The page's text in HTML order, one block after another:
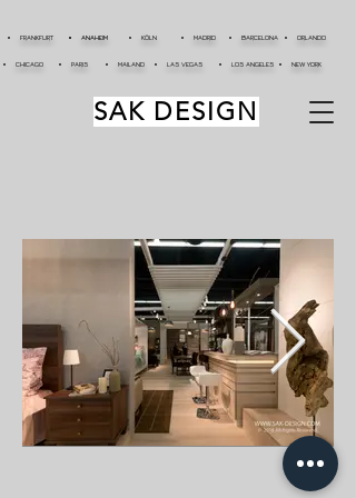
LOS ANGELES NEW YORK
BARCELONA
MAILAND LAS VEGAS
SAK DESIGN
ANAHEIM ORLANDO
CHICAGO
MADRID
FRANKFURT KÖLN
PARIS